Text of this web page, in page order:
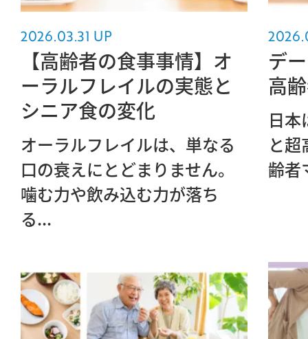
2026.03.31 UP
【高齢者の食事事情】オ
ーラルフレイルの実態と
シニア食の変化
オーラルフレイルは、単なる
口の衰えにとどまりません。
噛む力や飲み込む力が落ち
る...
デ
高
日
と
齢者